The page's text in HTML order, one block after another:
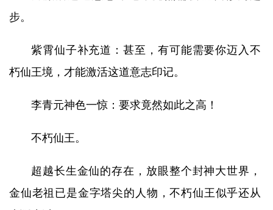
步。
紫霄仙子补充道：甚至，有可能需要你迈入不
朽仙王境，才能激活这道意志印记。
李青元神色一惊：要求竟然如此之高！
不朽仙王。
超越长生金仙的存在，放眼整个封神大世界，
金仙老祖已是金字塔尖的人物，不朽仙王似乎还从